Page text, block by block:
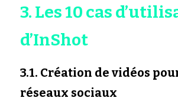
3. Les 10 cas
d’InShot
3.1. Création de vidéos
réseaux sociaux